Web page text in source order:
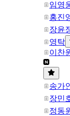
임영
홍진
장윤
영탁
이찬
송가
장민
정동